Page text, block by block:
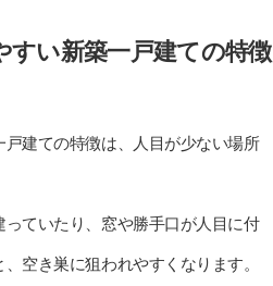
すい新築一戸建ての特徴
建ての特徴は、人目が少ない場所
ていたり、窓や勝手口が人目に付
空き巣に狙われやすくなります。